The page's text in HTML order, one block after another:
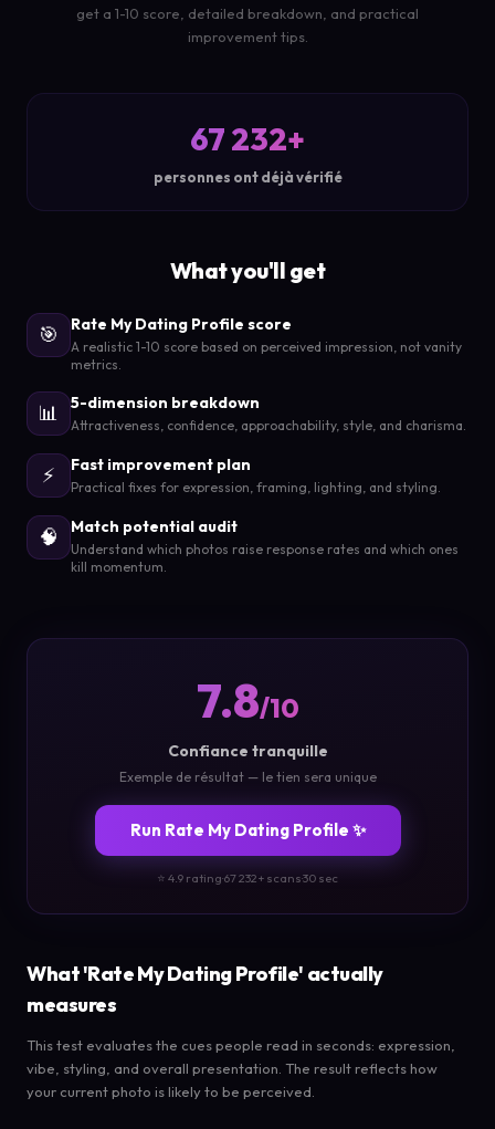
get a 1-10 score, detailed breakdown, and practical
improvement tips.
67 232+
personnes ont déjà vérifié
What you'll get
🎯 Rate My Dating Profile score
A realistic 1-10 score based on perceived impression, not vanity
metrics.
📊 5-dimension breakdown
Attractiveness, confidence, approachability, style, and charisma.
⚡ Fast improvement plan
Practical fixes for expression, framing, lighting, and styling.
🧠 Match potential audit
Understand which photos raise response rates and which ones
kill momentum.
7.8/10
Confiance tranquille
Exemple de résultat — le tien sera unique
Run Rate My Dating Profile ✨
⭐ 4.9 rating·67 232+ scans·30 sec
What 'Rate My Dating Profile' actually
measures
This test evaluates the cues people read in seconds: expression,
vibe, styling, and overall presentation. The result reflects how
your current photo is likely to be perceived.